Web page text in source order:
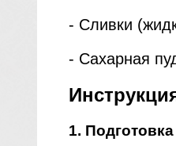
- Сливки
- Сахарная
1. Подготовка